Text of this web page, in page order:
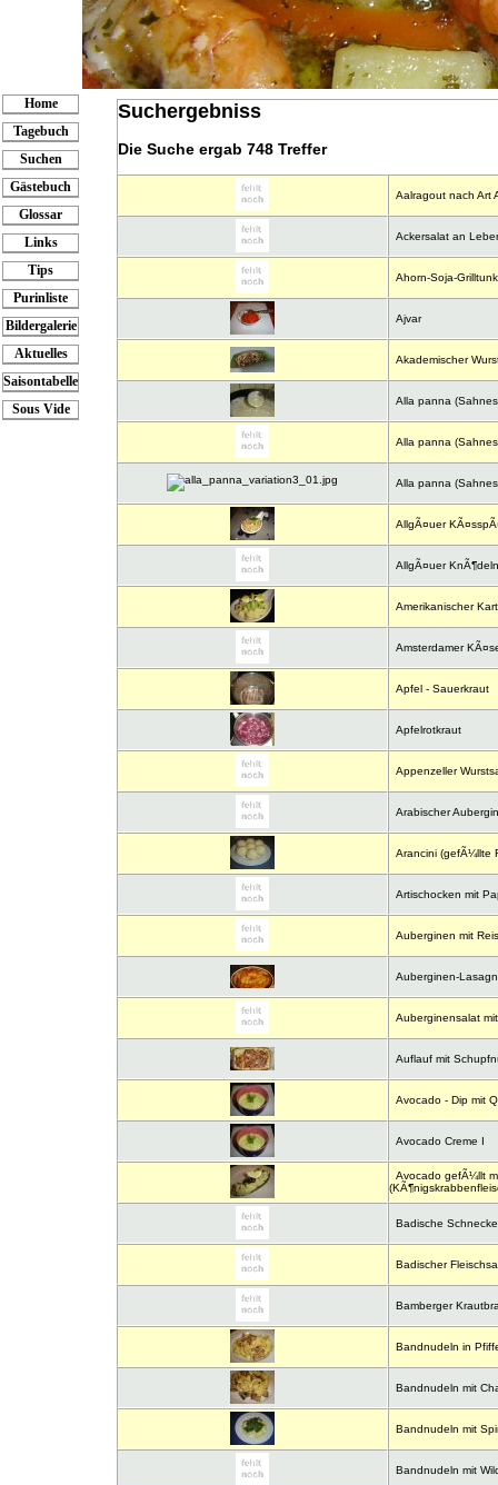
Home
Tagebuch
Suchen
Gästebuch
Glossar
Links
Tips
Purinliste
Bildergalerie
Aktuelles
Saisontabelle
Sous Vide
Suchergebniss
Die Suche ergab 748 Treffer
Aalragout nach Art
Ackersalat an
Ahorn-Soja-
Ajvar
Akademischer
Alla panna
Alla panna
Alla panna
AllgÃ¤uer
AllgÃ¤uer
Amerikanischer
Amsterdamer
Apfel - Sauerkraut
Apfelrotkraut
Appenzeller
Arabischer
Arancini (gefÃ¼llte
Artischocken mit
Auberginen mit
Auberginen-
Auberginensalat
Auflauf mit
Avocado - Dip mit
Avocado Creme I
Avocado gefÃ¼llt
Badische
Badischer
Bamberger
Bandnudeln in
Bandnudeln mit
Bandnudeln mit
Bandnudeln mit